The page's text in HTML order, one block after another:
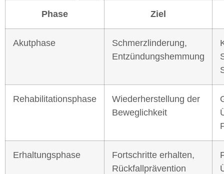
Phase Ziel
Akutphase
Schmerzlinderung,
Entzündungshemmung
Rehabilitationsphase
Wiederherstellung der
Beweglichkeit
Erhaltungsphase
Fortschritte erhalten,
Rückfallprävention